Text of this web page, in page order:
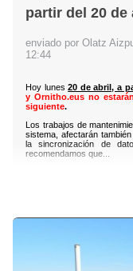
partir del 20 de
enviado por Olatz
12:44
Hoy lunes20 de abril, a
y Ornitho.eus no
siguiente.
Los trabajos de
sistema, afectarán
la sincronización de
recomendamos que...